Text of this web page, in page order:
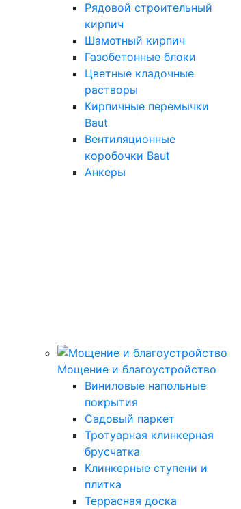
Рядовой строительный
кирпич
Шамотный кирпич
Газобетонные блоки
Цветные кладочные
растворы
Кирпичные перемычки
Baut
Вентиляционные
коробочки Baut
Анкеры
Мощение и благоустройство
Виниловые напольные
покрытия
Садовый паркет
Тротуарная клинкерная
брусчатка
Клинкерные ступени и
плитка
Террасная доска